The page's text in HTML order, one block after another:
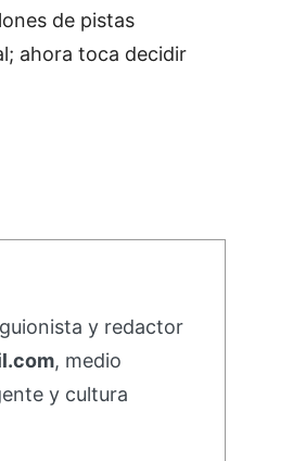
de pistas
ahora toca decidir
y redactor
, medio
y cultura